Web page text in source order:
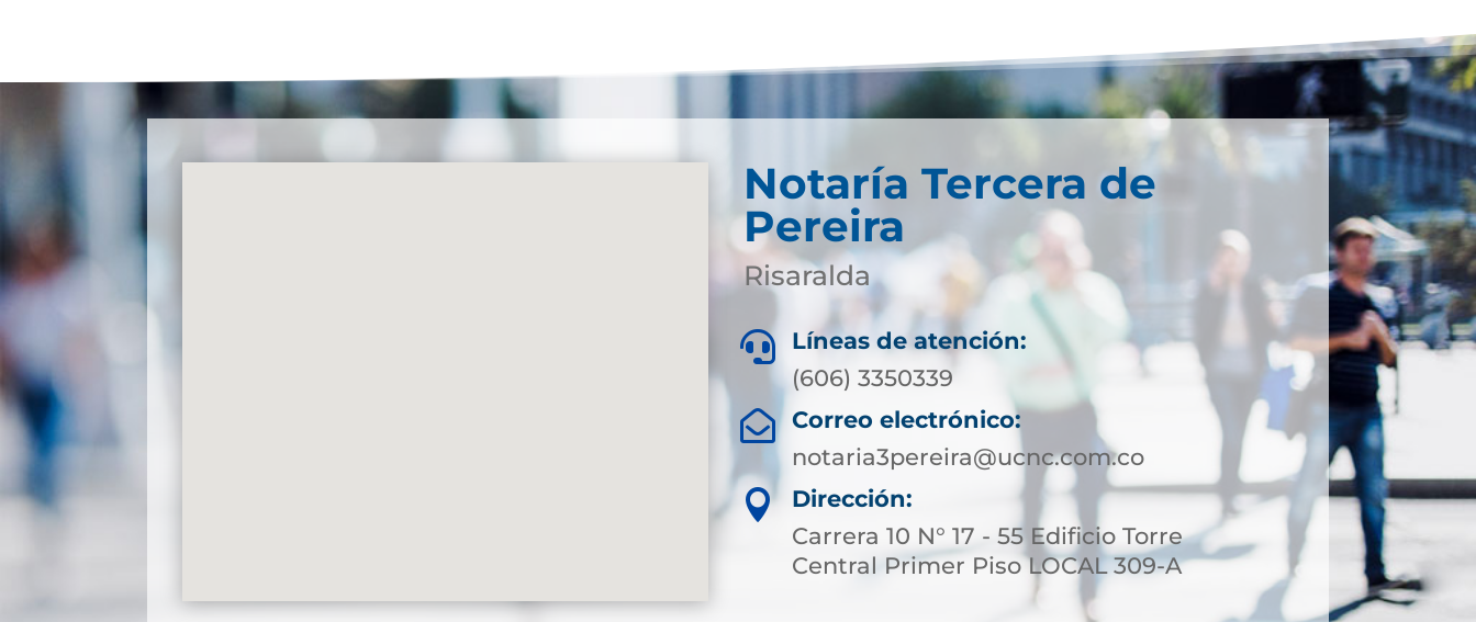
Notaría Tercera de
Pereira
Risaralda

Líneas de atención:
(606) 3350339

Correo electrónico:
notaria3pereira@ucnc.com.co

Dirección:
Carrera 10 N° 17 - 55 Edificio Torre
Central Primer Piso LOCAL 309-A